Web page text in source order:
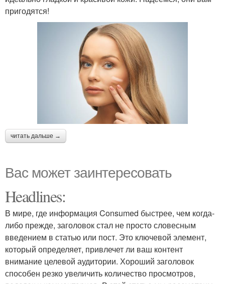
пригодятся!
читать дальше →
Вас может заинтересовать
Headlines:
В мире, где информация Consumed быстрее, чем когда-
либо прежде, заголовок стал не просто словесным
введением в статью или пост. Это ключевой элемент,
который определяет, привлечет ли ваш контент
внимание целевой аудитории. Хороший заголовок
способен резко увеличить количество просмотров,